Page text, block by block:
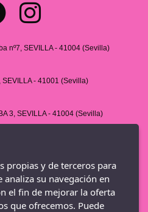
nº7, SEVILLA - 41004 (Sevilla)
- 41001 (Sevilla)
3, SEVILLA - 41004 (Sevilla)
16, SEVILLA - 41004
S/N - 1ª PLANTA LOCAL
propias y de terceros para
su navegación en
el fin de mejorar la oferta
que ofrecemos. Puede